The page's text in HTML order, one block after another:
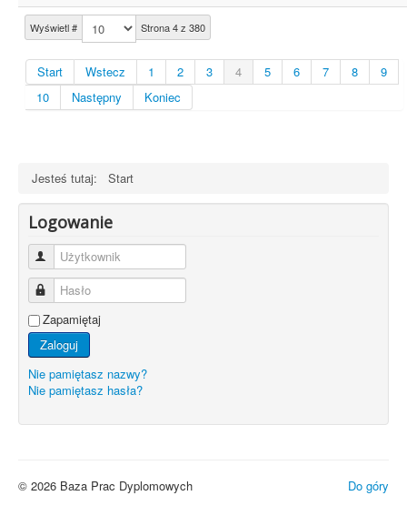
Wyświetl # Strona 4 z 380
Start Wstecz 1 2 3 4 5 6 7 8
9
10
Następny Koniec
Jesteś tutaj: Start
Logowanie
Użytkownik
Hasło
Zapamiętaj
Zaloguj
Nie pamiętasz nazwy?
Nie pamiętasz hasła?
Do góry
© 2026 Baza Prac Dyplomowych